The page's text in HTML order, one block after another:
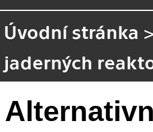
Úvodní stránka >
jaderných